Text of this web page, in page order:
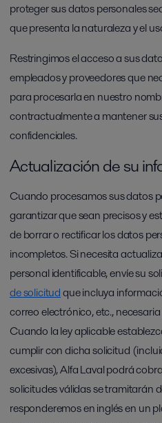
proteger sus datos personales
que presenta la naturaleza y el
Restringimos el acceso a sus
empleados y proveedores que
para procesarla en nuestro
contractualmente a mantener
confidenciales.
Actualización de su
Cuando procesamos sus datos
garantizar que sean precisos y
de borrar o rectificar los datos
incompletos. Si necesita
personal identificable, envíe su
de solicitudque incluya
correo electrónico, etc.,
Cuando la ley aplicable
cumplir con dicha solicitud
excesivas), Alfa Laval podrá
solicitudes válidas se tramitarán
responderemos en inglés en un